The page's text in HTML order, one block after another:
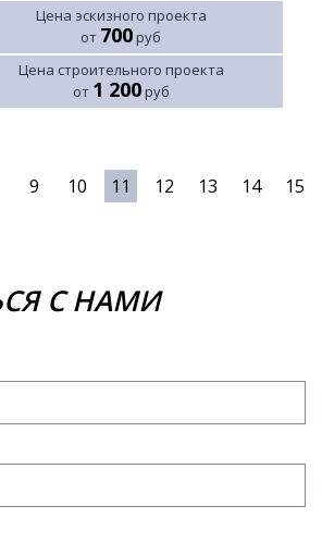
Цена эскизного проекта
от 700 руб
Цена строительного проекта
от 1 200руб
9 10 11 12 13 14 15
С НАМИ